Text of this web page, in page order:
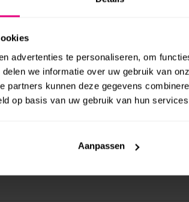
advertenties te personaliseren, om
we informatie over uw gebruik van
partners kunnen deze gegevens
op basis van uw gebruik van hun
Aanpassen
buiten
BEKIJK WEBSITE